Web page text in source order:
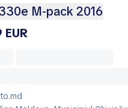
M-pack 2016
EUR